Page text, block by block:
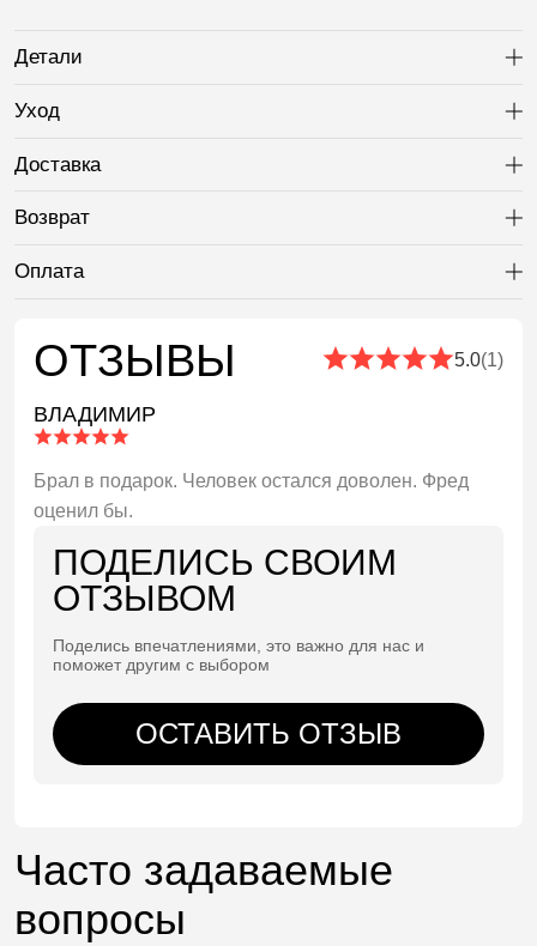
Детали
Уход
Доставка
Возврат
Оплата
ОТЗЫВЫ 5.0(1)
ВЛАДИМИР
Брал в подарок. Человек остался доволен. Фред
оценил бы.
ПОДЕЛИСЬ СВОИМ
ОТЗЫВОМ
Поделись впечатлениями, это важно для нас и
поможет другим с выбором
ОСТАВИТЬ ОТЗЫВ
Часто задаваемые
вопросы